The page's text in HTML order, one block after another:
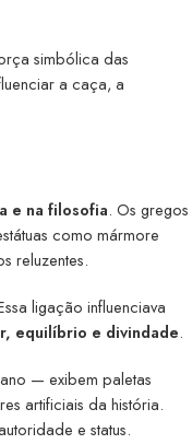
simbólica das
a caça, a
e na filosofia. Os gregos
como mármore
reluzentes.
ligação influenciava
equilíbrio e divindade.
— exibem paletas
artificiais da história.
e status.